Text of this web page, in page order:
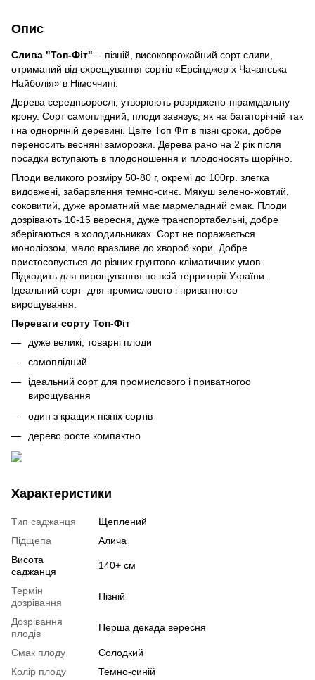
Опис
Слива "Топ-Фіт" - пізній, високоврожайний сорт сливи,
отриманий від схрещування сортів «Ерсінджер х Чачанська
Найболія» в Німеччині.
Дерева середньорослі, утворюють розріджено-пірамідальну
крону. Сорт самоплідний, плоди завязує, як на багаторічній так
і на однорічній деревині. Цвіте Топ Фіт в пізні сроки, добре
переносить весняні заморозки. Дерева рано на 2 рік після
посадки вступають в плодоношення и плодоносять щорічно.
Плоди великого розміру 50-80 г, окремі до 100гр. злегка
видовжені, забарвлення темно-синє. Мякуш зелено-жовтий,
соковитий, дуже ароматний має мармеладний смак. Плоди
дозрівають 10-15 вересня, дуже транспортабельні, добре
зберігаються в холодильниках. Сорт не поражається
моноліозом, мало вразливе до хвороб кори. Добре
пристосовується до різних грунтово-кліматичних умов.
Підходить для вирощування по всій территорії України.
Ідеальний сорт для промислового і приватногоо
вирощування.
Переваги сорту Топ-Фіт
дуже великі, товарні плоди
самоплідний
ідеальний сорт для промислового і приватногоо
вирощування
один з кращих пізніх сортів
дерево росте компактно
Характеристики
Тип саджанця
Щеплений
Підщепа
Алича
Висота
саджанця
140+ см
Термін
дозрівання
Пізній
Дозрівання
плодів
Перша декада вересня
Смак плоду
Солодкий
Колір плоду
Темно-синій